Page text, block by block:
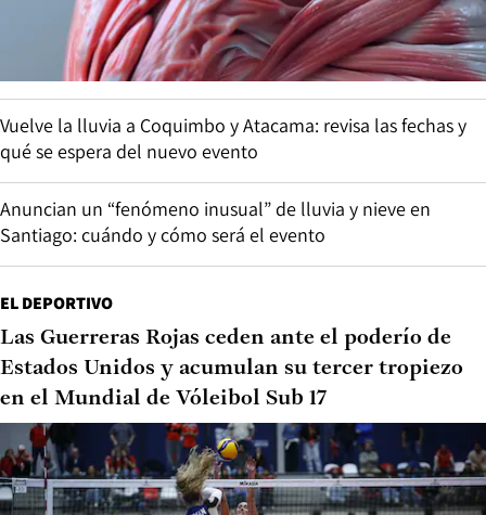
Vuelve la lluvia a Coquimbo y Atacama: revisa las fechas y
qué se espera del nuevo evento
Anuncian un “fenómeno inusual” de lluvia y nieve en
Santiago: cuándo y cómo será el evento
EL DEPORTIVO
Las Guerreras Rojas ceden ante el poderío de
Estados Unidos y acumulan su tercer tropiezo
en el Mundial de Vóleibol Sub 17